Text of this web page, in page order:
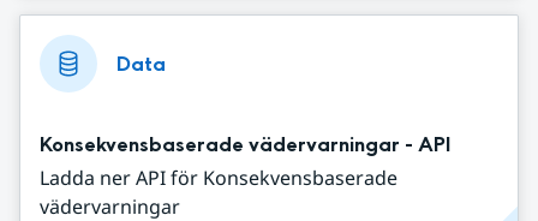
Data
Konsekvensbaserade vädervarningar - API
Ladda ner API för Konsekvensbaserade
vädervarningar